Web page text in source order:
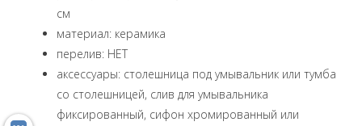
см
материал: керамика
перелив: НЕТ
аксессуары: столешница под умывальник или тумба
со столешницей, слив для умывальника
фиксированный, сифон хромированный или